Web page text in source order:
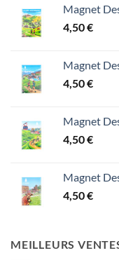
Magnet
4,50€
Magnet
4,50€
Magnet
4,50€
Magnet
4,50€
MEILLEURS